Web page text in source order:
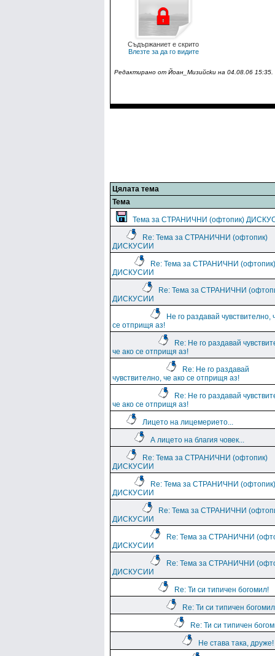
Съдържаниет е скрито
Влезте за да го видите
Редактирано от Йoaн_Mизийckи на 04.08.06 15:35.
Цялата тема
Тема
Тема за СТРАНИЧНИ (офтопик)
Re: Тема за СТРАНИЧНИ (офтопик)
ДИСКУСИИ
Re: Тема за СТРАНИЧНИ (офтопик)
ДИСКУСИИ
Re: Тема за СТРАНИЧНИ
ДИСКУСИИ
Не го раздавай чувствително,
се отприщя аз!
Re: Не го раздавай
че ако се отприщя аз!
Re: Не го раздавай
чувствително, че ако се отприщя аз!
Re: Не го раздавай
че ако се отприщя аз!
Лицето на лицемерието...
А лицето на благия човек...
Re: Тема за СТРАНИЧНИ (офтопик)
ДИСКУСИИ
Re: Тема за СТРАНИЧНИ (офтопик)
ДИСКУСИИ
Re: Тема за СТРАНИЧНИ
ДИСКУСИИ
Re: Тема за СТРАНИЧНИ
ДИСКУСИИ
Re: Тема за СТРАНИЧНИ
ДИСКУСИИ
Re: Ти си типичен богомил!
Re: Ти си типичен
Re: Ти си типичен
Не става така, друже!